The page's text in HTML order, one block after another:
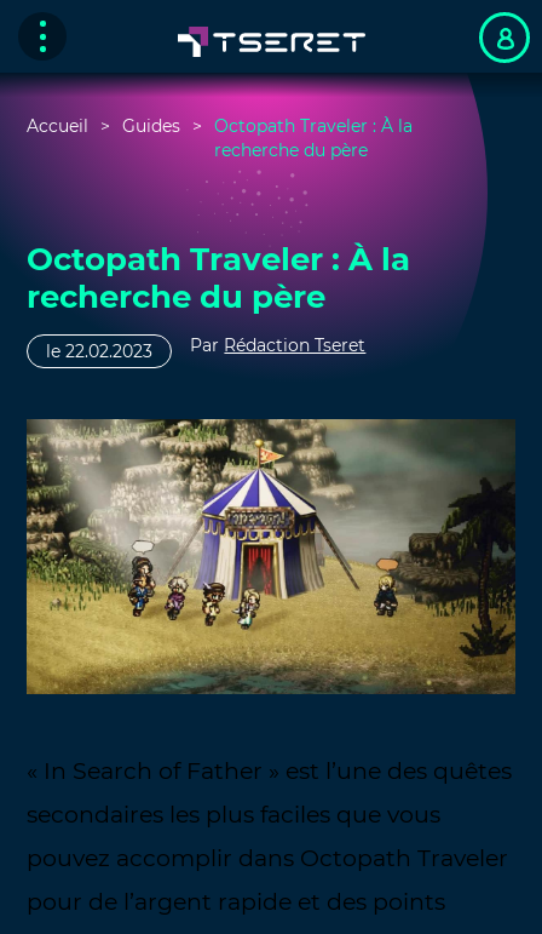
Accueil Guides
Octopath Traveler : À la
recherche du père
Octopath Traveler : À la
recherche du père
le 22.02.2023 Par Rédaction Tseret
« In Search of Father » est l’une des quêtes
secondaires les plus faciles que vous
pouvez accomplir dans Octopath Traveler
pour de l’argent rapide et des points